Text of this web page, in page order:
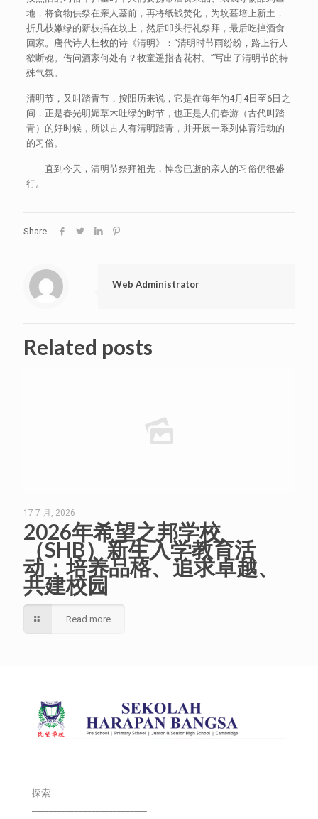
地，将食物供祭在亲人墓前，再将纸钱焚化，为坟墓培上新土，
折几枝嫩绿的新枝插在坟上，然后叩头行礼祭拜，最后吃掉酒食
回家。唐代诗人杜牧的诗《清明》：“清明时节雨纷纷，路上行人
欲断魂。借问酒家何处有？牧童遥指杏花村。”写出了清明节的特
殊气氛。
清明节，又叫踏青节，按阳历来说，它是在每年的4月4日至6日之
间，正是春光明媚草木吐绿的时节，也正是人们春游（古代叫踏
青）的好时候，所以古人有清明踏青，并开展一系列体育活动的
的习俗。
直到今天，清明节祭拜祖先，悼念已逝的亲人的习俗仍很盛
行。
Share
Web Administrator
Related posts
17 7 月, 2026
2026年希望之邦学校
（SHB）新生入学教育活
动：培养品格、追求卓越、
共建校园
Read more
探索